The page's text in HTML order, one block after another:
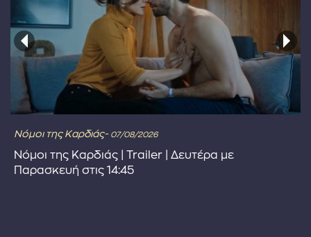
Νόμοι της Καρδιάς- 07/08/2026
Νόμοι της Καρδιάς | Trailer | Δευτέρα με
Παρασκευή στις 14:45